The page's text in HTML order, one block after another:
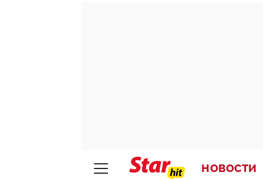
НОВОСТИ